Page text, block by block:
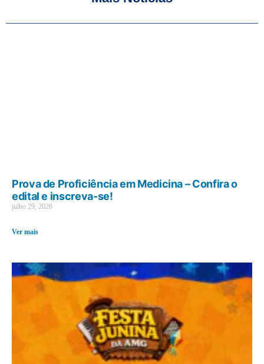
Prova de Proficiência em Medicina – Confira o
edital e inscreva-se!
julho 29, 2026
Ver mais